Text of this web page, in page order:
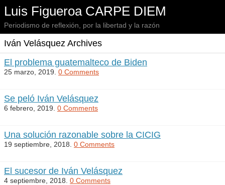
Luis Figueroa CARPE DIEM
Periodismo de reflexión, por la libertad y la razón
Iván Velásquez Archives
El problema guatemalteco de Biden
25 marzo, 2019. 0 Comments
Se peló Iván Velásquez
6 febrero, 2019. 0 Comments
Una solución razonable sobre la CICIG
19 septiembre, 2018. 0 Comments
El sucesor de Iván Velásquez
4 septiembre, 2018. 0 Comments